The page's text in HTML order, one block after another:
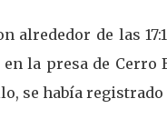
alrededor de las
la presa de
se había registrado